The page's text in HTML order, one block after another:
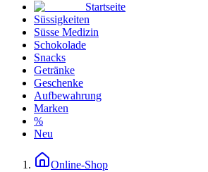
Startseite
Süssigkeiten
Süsse Medizin
Schokolade
Snacks
Getränke
Geschenke
Aufbewahrung
Marken
%
Neu
Online-Shop